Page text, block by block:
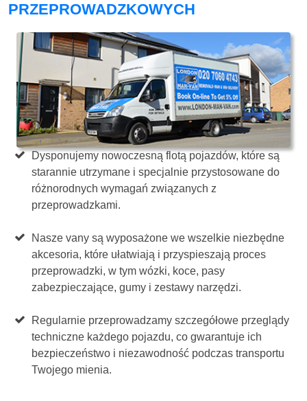
PRZEPROWADZKOWYCH
Dysponujemy nowoczesną flotą pojazdów, które są
starannie utrzymane i specjalnie przystosowane do
różnorodnych wymagań związanych z
przeprowadzkami.
Nasze vany są wyposażone we wszelkie niezbędne
akcesoria, które ułatwiają i przyspieszają proces
przeprowadzki, w tym wózki, koce, pasy
zabezpieczające, gumy i zestawy narzędzi.
Regularnie przeprowadzamy szczegółowe przeglądy
techniczne każdego pojazdu, co gwarantuje ich
bezpieczeństwo i niezawodność podczas transportu
Twojego mienia.